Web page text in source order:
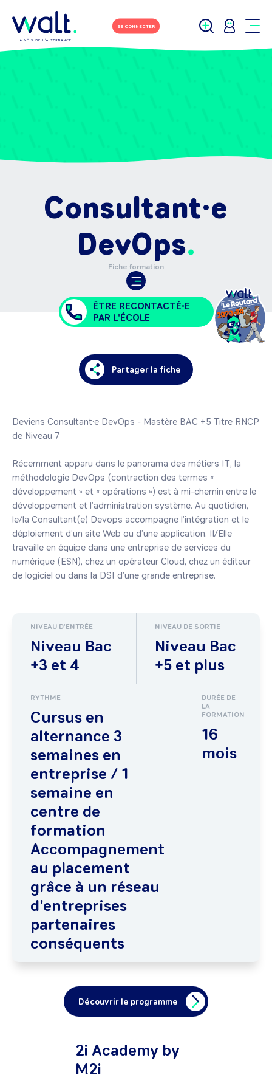
SE CONNECTER
Consultant·e
DevOps
Fiche formation
ÊTRE RECONTACTÉ•E
PAR L'ÉCOLE
Partager la fiche
Deviens Consultant·e DevOps - Mastère BAC +5 Titre RNCP
de Niveau 7
Récemment apparu dans le panorama des métiers IT, la
méthodologie DevOps (contraction des termes «
développement » et « opérations ») est à mi-chemin entre le
développement et l’administration système. Au quotidien,
le/la Consultant(e) Devops accompagne l’intégration et le
déploiement d’un site Web ou d’une application. Il/Elle
travaille en équipe dans une entreprise de services du
numérique (ESN), chez un opérateur Cloud, chez un éditeur
de logiciel ou dans la DSI d’une grande entreprise.
NIVEAU D'ENTRÉE
Niveau Bac
+3 et 4
NIVEAU DE SORTIE
Niveau Bac
+5 et plus
RYTHME
Cursus en
alternance 3
semaines en
entreprise / 1
semaine en
centre de
formation
Accompagnement
au placement
grâce à un réseau
d'entreprises
partenaires
conséquents
DURÉE DE
LA
FORMATION
16
mois
Découvrir le programme
2i Academy by
M2i